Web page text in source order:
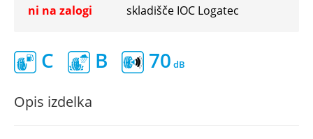
ni na zalogi skladišče IOC Logatec
C B 70
Opis izdelka